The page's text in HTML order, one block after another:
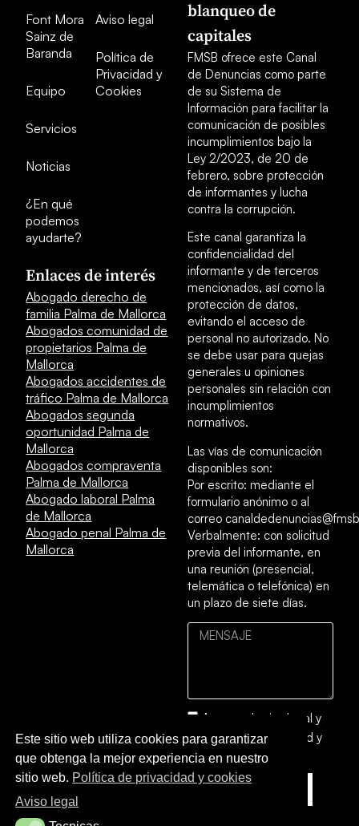
Font Mora
Sainz de
Baranda
Equipo
Servicios
Noticias
¿En qué
podemos
ayudarte?
Aviso legal
Política de
Privacidad y
Cookies
Enlaces de interés
Abogado derecho de
familia Palma de Mallorca
Abogados comunidad de
propietarios Palma de
Mallorca
Abogados accidentes de
tráfico Palma de Mallorca
Abogados segunda
oportunidad Palma de
Mallorca
Abogados compraventa
Palma de Mallorca
Abogado laboral Palma
de Mallorca
Abogado penal Palma de
Mallorca
blanqueo de
capitales
FMSB ofrece este Canal
de Denuncias como parte
de su Sistema de
Información para facilitar la
comunicación de posibles
incumplimientos bajo la
Ley 2/2023, de 20 de
febrero, sobre protección
de informantes y lucha
contra la corrupción.
Este canal garantiza la
confidencialidad del
informante y de terceros
mencionados, así como la
protección de datos,
evitando el acceso de
personal no autorizado. No
se debe usar para quejas
generales u opiniones
personales sin relación con
incumplimientos
normativos.
Las vías de comunicación
disponibles son:
Por escrito: mediante el
formulario anónimo o al
correo
Verbalmente: con solicitud
previa del informante, en
una reunión (presencial,
telemática o telefónica) en
un plazo de siete días.
Acepto el aviso legal y
lapolítica de privacidad y
cookies
Este sitio web utiliza cookies para garantizar
que obtenga la mejor experiencia en nuestro
sitio web. Política de privacidad y cookies
Aviso legal